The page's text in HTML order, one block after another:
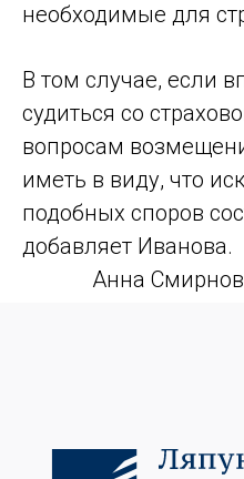
необходимые для
В том случае, если
судиться со
вопросам
иметь в виду, что
подобных споров
добавляет Иванова.
Анна